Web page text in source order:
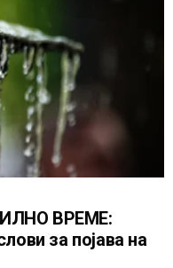
ВРЕМЕ:
за појава на